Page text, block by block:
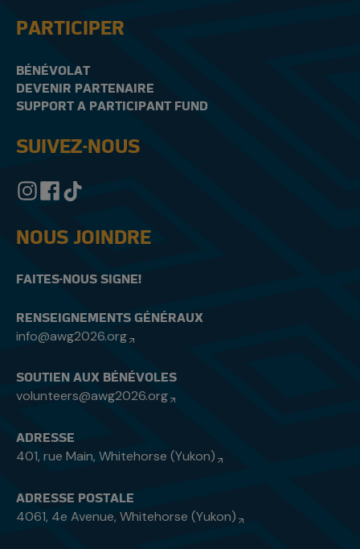
PARTICIPER
BÉNÉVOLAT
DEVENIR PARTENAIRE
SUPPORT A PARTICIPANT FUND
SUIVEZ-NOUS
NOUS JOINDRE
FAITES-NOUS SIGNE!
RENSEIGNEMENTS GÉNÉRAUX
info@awg2026.org
SOUTIEN AUX BÉNÉVOLES
volunteers@awg2026.org
ADRESSE
401, rue Main, Whitehorse (Yukon)
ADRESSE POSTALE
4061, 4e Avenue, Whitehorse (Yukon)